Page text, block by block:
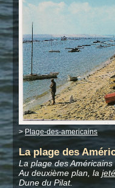
>Plage-des-americains
La plage des
La plage des
Au deuxième plan, la
Dune du Pilat.